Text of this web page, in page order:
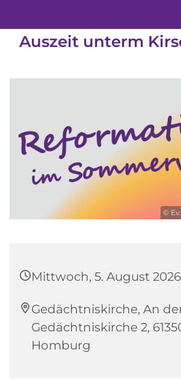
Auszeit unterm
©
Mittwoch, 5. August
Gedächtniskirche, An
Gedächtniskirche 2,
Homburg